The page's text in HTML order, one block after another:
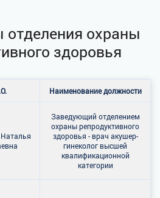
отделения охраны
здоровья
Наименование должности
Заведующий отделением
охраны репродуктивного
здоровья - врач акушер-
гинеколог высшей
квалификационной
категории